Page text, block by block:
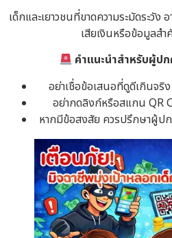
เด็กและเยาวชนที่ขาดความระมัดระวัง
เสียเงินหรือข้อมูลสำ
คำแนะนำสำหรับผู้ปก
อย่าเชื่อข้อเสนอที่ดูดีเกินจริ
อย่ากดลิงก์หรือสแกน QR
หากมีข้อสงสัย ควรปรึกษาผู้